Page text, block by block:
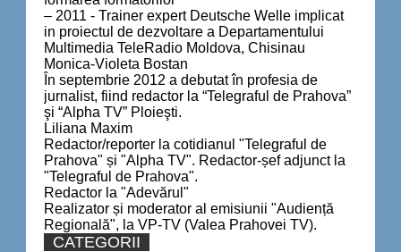
– 2011 - Trainer expert Deutsche Welle implicat
in proiectul de dezvoltare a Departamentului
Multimedia TeleRadio Moldova, Chisinau
Monica-Violeta Bostan
În septembrie 2012 a debutat în profesia de
jurnalist, fiind redactor la “Telegraful de Prahova”
şi “Alpha TV” Ploieşti.
Liliana Maxim
Redactor/reporter la cotidianul "Telegraful de
Prahova" și "Alpha TV". Redactor-șef adjunct la
"Telegraful de Prahova".
Redactor la "Adevărul"
Realizator și moderator al emisiunii "Audiență
Regională", la VP-TV (Valea Prahovei TV).
CATEGORII